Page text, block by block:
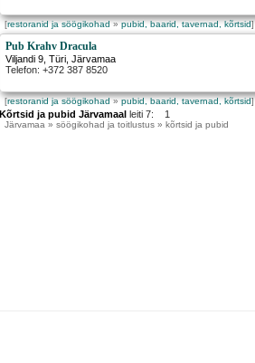
[restoranid ja söögikohad»pubid, baarid, tavernad, kõrtsid]
Pub Krahv Dracula
Viljandi 9 ,Türi , Järvamaa
Telefon: +372 387 8520
[restoranid ja söögikohad»pubid, baarid, tavernad, kõrtsid]
Kõrtsid ja pubid Järvamaal leiti 7: 1
Järvamaa » söögikohad ja toitlustus » kõrtsid ja pubid